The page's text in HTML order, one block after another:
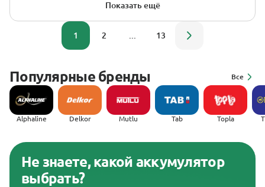
Показать ещё
1 2 13
Популярные бренды Все
Alphaline Delkor Mutlu Tab Topla
Не знаете, какой аккумулятор
выбрать?